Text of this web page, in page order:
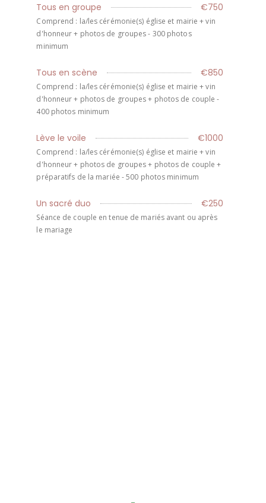
Tous en groupe €750
Comprend : la/les cérémonie(s) église et mairie + vin
d'honneur + photos de groupes - 300 photos
minimum
Tous en scène €850
Comprend : la/les cérémonie(s) église et mairie + vin
d'honneur + photos de groupes + photos de couple -
400 photos minimum
Lève le voile €1000
Comprend : la/les cérémonie(s) église et mairie + vin
d'honneur + photos de groupes + photos de couple +
préparatifs de la mariée - 500 photos minimum
Un sacré duo €250
Séance de couple en tenue de mariés avant ou après
le mariage